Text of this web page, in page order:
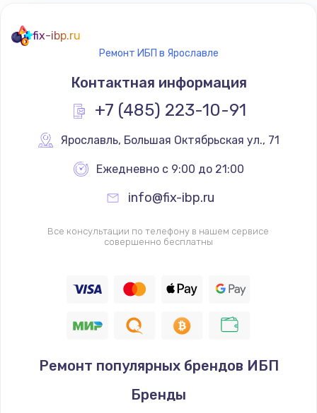
fix-ibp.ru
Ремонт ИБП в Ярославле
Контактная информация
+7 (485) 223-10-91
Ярославль, Большая Октябрьская ул., 71
Ежедневно с 9:00 до 21:00
info@fix-ibp.ru
Все консультации по телефону в нашем сервисе
совершенно бесплатны
Ремонт популярных брендов ИБП
Бренды